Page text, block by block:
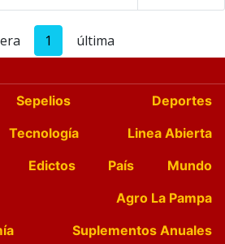
1 última
Sepelios
Deportes
Tecnología
Linea Abierta
Edictos País
Mundo
Agro La Pampa
Suplementos Anuales